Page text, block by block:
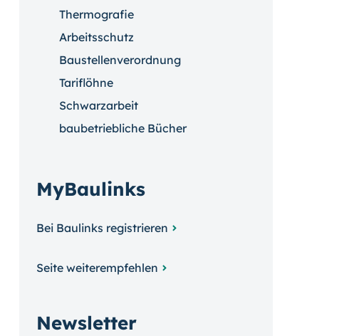
Thermografie
Arbeitsschutz
Baustellenverordnung
Tariflöhne
Schwarzarbeit
baubetriebliche Bücher
MyBaulinks
Bei Baulinks registrieren
Seite weiterempfehlen
Newsletter